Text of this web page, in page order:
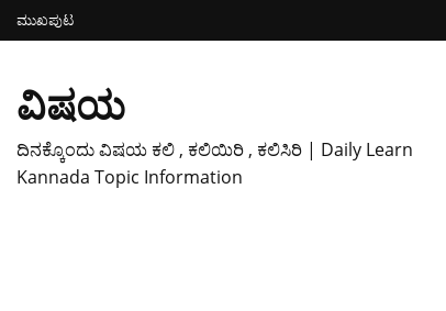
ಮುಖಪುಟ
ವಿಷಯ
ದಿನಕ್ಕೊಂದು ವಿಷಯ ಕಲಿ , ಕಲಿಯಿರಿ , ಕಲಿಸಿರಿ | Daily Learn
Kannada Topic Information